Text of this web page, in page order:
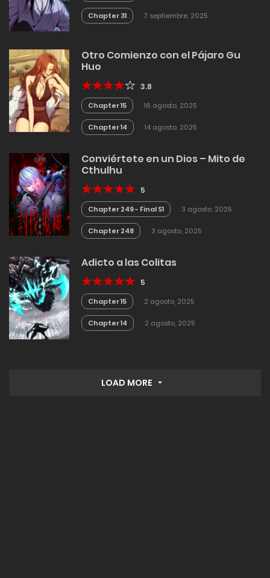
Chapter 31 7 septiembre, 2025
Otro Comienzo con el Pájaro Gu
Huo
3.8
Chapter 15 16 agosto, 2025
Chapter 14 14 agosto, 2025
Conviértete en un Dios – Mito de
Cthulhu
5
Chapter 249 - Final S1 3 agosto, 2025
Chapter 248 3 agosto, 2025
Adicto a las Colitas
5
Chapter 15 2 agosto, 2025
Chapter 14 2 agosto, 2025
LOAD MORE